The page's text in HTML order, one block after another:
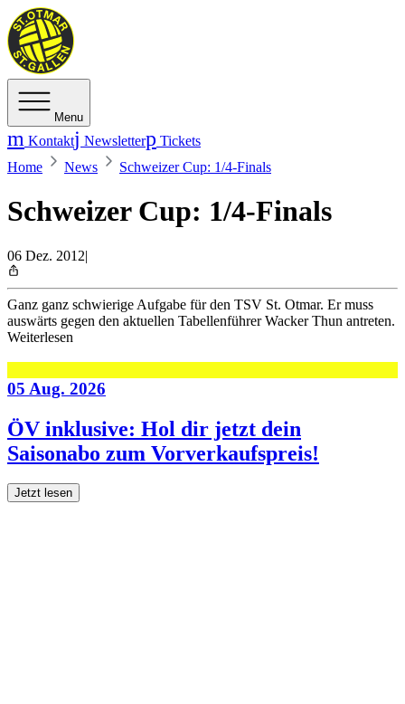
Menu
Kontakt Newsletter
Tickets
Home
News Schweizer Cup: 1/4-Finals
Schweizer Cup: 1/4-Finals
06 Dez. 2012|
Ganz ganz schwierige Aufgabe für den TSV St. Otmar. Er muss
auswärts gegen den aktuellen Tabellenführer Wacker Thun antreten.
Weiterlesen
05 Aug. 2026
ÖV inklusive: Hol dir jetzt dein
Saisonabo zum Vorverkaufspreis!
Jetzt lesen